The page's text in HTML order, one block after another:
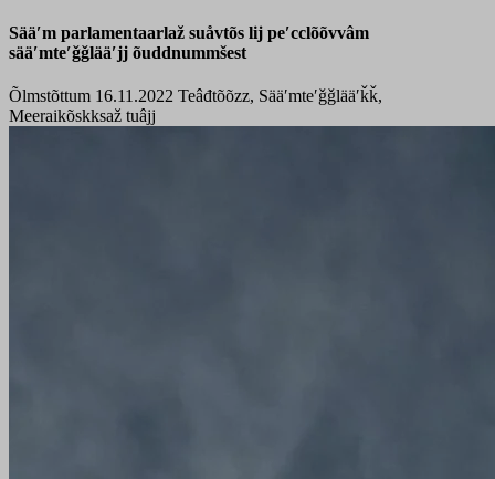
Sääʹm parlamentaarlaž suåvtõs lij peʹcclõõvvâm
sääʹmteʹǧǧlääʹjj õuddnummšest
Õlmstõttum 16.11.2022 Teâđtõõzz, Sääʹmteʹǧǧlääʹǩǩ,
Meeraikõskksaž tuâjj